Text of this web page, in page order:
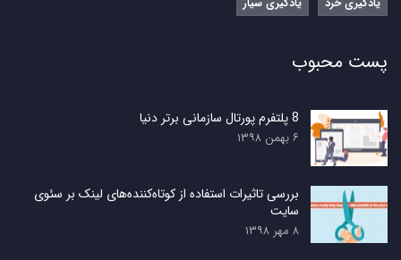
پست محبوب
8 پلتفرم پورتال سازمانی برتر دنیا
۶ بهمن ۱۳۹۸
بررسی تاثیرات استفاده از کوتاه‌کننده‌های لینک بر سئوی
سایت
۸ مهر ۱۳۹۸